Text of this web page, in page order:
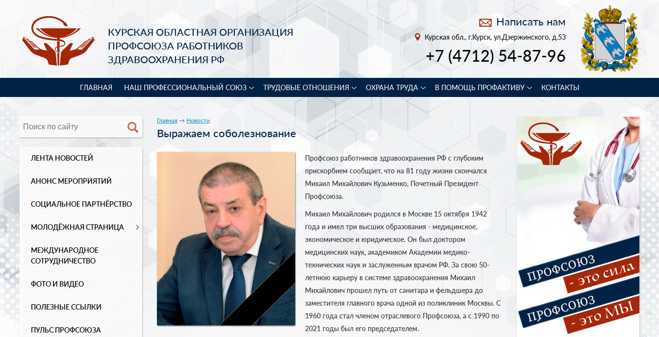
КУРСКАЯ ОБЛАСТНАЯ ОРГАНИЗАЦИЯ
ПРОФСОЮЗА РАБОТНИКОВ
ЗДРАВООХРАНЕНИЯ РФ
Написать нам
Курская обл., г.Курск, ул.Дзержинского, д.53
+7 (4712) 54-87-96
ГЛАВНАЯ НАШ ПРОФЕССИОНАЛЬНЫЙ СОЮЗ ТРУДОВЫЕ ОТНОШЕНИЯ ОХРАНА ТРУДА В ПОМОЩЬ ПРОФАКТИВУ КОНТАКТЫ
ЛЕНТА НОВОСТЕЙ
АНОНС МЕРОПРИЯТИЙ
СОЦИАЛЬНОЕ ПАРТНЁРСТВО
МОЛОДЁЖНАЯ СТРАНИЦА
МЕЖДУНАРОДНОЕ
СОТРУДНИЧЕСТВО
ФОТО И ВИДЕО
ПОЛЕЗНЫЕ ССЫЛКИ
ПУЛЬС ПРОФСОЮЗА
Главная → Новости
Выражаем соболезнование
Профсоюз работников здравоохранения РФ с глубоким
прискорбием сообщает, что на 81 году жизни скончался
Михаил Михайлович Кузьменко, Почетный Президент
Профсоюза.
Михаил Михайлович родился в Москве 15 октября 1942
года и имел три высших образования - медицинское,
экономическое и юридическое. Он был доктором
медицинских наук, академиком Академии медико-
технических наук и заслуженным врачом РФ. За свою 50-
летнюю карьеру в системе здравоохранения Михаил
Михайлович прошел путь от санитара и фельдшера до
заместителя главного врача одной из поликлиник Москвы. С
1960 года стал членом отраслевого Профсоюза, а с 1990 по
2021 годы был его председателем.